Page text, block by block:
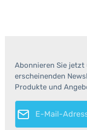
Abonnieren Sie jetzt
erscheinenden
Produkte und
E-Mail-Adresse*